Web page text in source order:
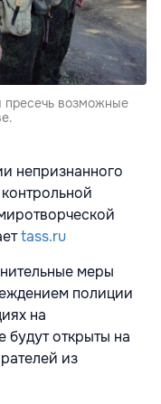
пресечь возможные
непризнанного
tass.ru
меры
полиции
на
будут открыты на
из